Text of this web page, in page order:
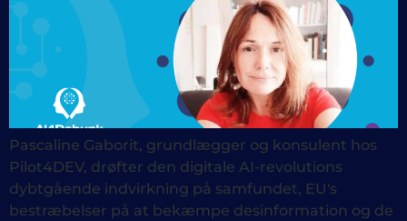
Pascaline Gaborit, grundlægger og konsulent hos
Pilot4DEV, drøfter den digitale AI-revolutions
dybtgående indvirkning på samfundet, EU's
bestræbelser på at bekæmpe desinformation og de